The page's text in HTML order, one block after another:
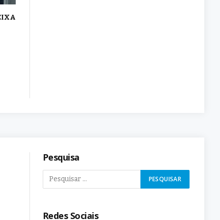
Pesquisa
Redes Sociais